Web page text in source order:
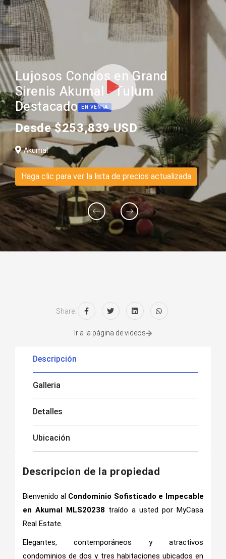
Lujosos Condos en Grand
Sirenis Akumal - Tulum
Destacado EN VENTA
Desde $253,839 USD
Akumal
Haga clic para ver la lista de precios actualizada
Share:
Ir a la página de videos
Descripción
Galleria
Detalles
Ubicación
Descripcion de la propiedad
Bienvenido al Condominio Sofisticado e Impecable
en Akumal MLS20238 traído a usted por MyCasa
Real Estate.
Elegantes, contemporáneos y atractivos
condominios de dos y tres habitaciones ubicados en